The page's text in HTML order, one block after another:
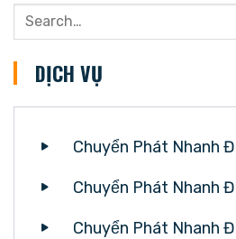
DỊCH VỤ
Chuyển Phát Nhanh
Chuyển Phát Nhanh
Chuyển Phát Nhanh